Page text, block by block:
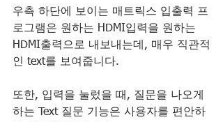
우측 하단에 보이는 매트릭스 입출력 프
로그램은 원하는 HDMI입력을 원하는
HDMI출력으로 내보내는데, 매우 직관적
인 text를 보여줍니다.
또한, 입력을 눌렀을 때, 질문을 나오게
하는 Text 질문 기능은 사용자를 편안하